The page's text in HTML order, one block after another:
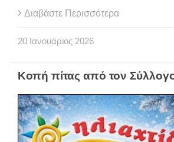
Διαβάστε Περισσότερα
20 Ιανουάριος 2026
Κοπή πίτας από τον